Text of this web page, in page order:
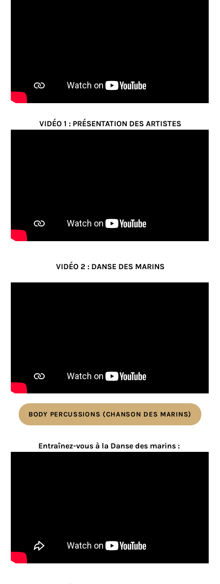
VIDÉO 1 : PRÉSENTATION DES ARTISTES
VIDÉO 2 : DANSE DES MARINS
BODY PERCUSSIONS (CHANSON DES MARINS)
Entraînez-vous à la Danse des marins :